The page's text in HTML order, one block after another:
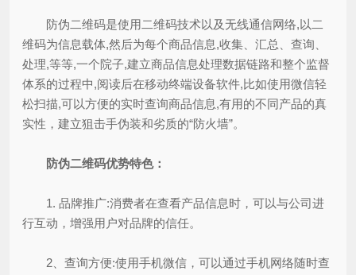
防伪二维码是使用二维码技术以及无线通信网络,以二
维码为信息载体,然后为每个商品信息,收集、汇总、查询、
处理,等等,一个院子,建立商品信息处理数据链路和整个监督
体系的过程中,阅读后在移动终端设备软件,比如使用微信轻
松扫描,可以方便的实时查询商品信息,有用的不同产品的真
实性，建立狙击手伪装和劣质的“防火墙”。
防伪二维码优势特色：
1. 品牌推广:消费者在查看产品信息时，可以与公司进
行互动，增强用户对品牌的信任。
2、查询方便:使用手机微信，可以通过手机网络随时查